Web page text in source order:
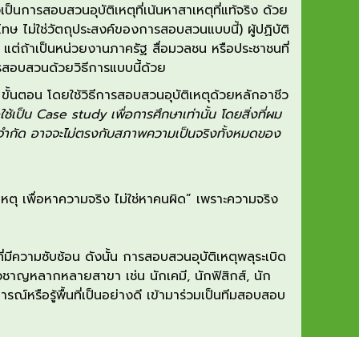
เป็นการสอบสวนอุบัติเหตุที่เน้นหาสาเหตุที่แท้จริง ด้วย
ษ ไม่ใช่วัตถุประสงค์ของการสอบสวนแบบนี้) ผู้ปฏิบัติ
แต่ถ้าเป็นหน่วยงานภาครัฐ สื่อมวลชน หรือประชาชนที่
อบสวนด้วยวิธีการแบบนี้ด้วย
ขั้นตอน โดยใช้วิธีการสอบสวนอุบัติเหตุด้วยหลักอาชีว
ใช้เป็น Case study เพื่อการศึกษาเท่านั้น โดยสิ่งที่ผม
ำกัดอาจจะไม่ตรงกับสภาพความเป็นจริงทั้งหมดของ
ตุ เพื่อหาความจริง ไม่ใช่หาคนผิด” เพราะความจริง
มีความซับซ้อน ดังนั้น การสอบสวนอุบัติเหตุพลุระเบิด
าญหลากหลายสาขา เช่น นักเคมี, นักฟิสิกส์, นัก
ณ์หรือรู้พื้นที่เป็นอย่างดี เข้ามาร่วมเป็นทีมสอบสอบ